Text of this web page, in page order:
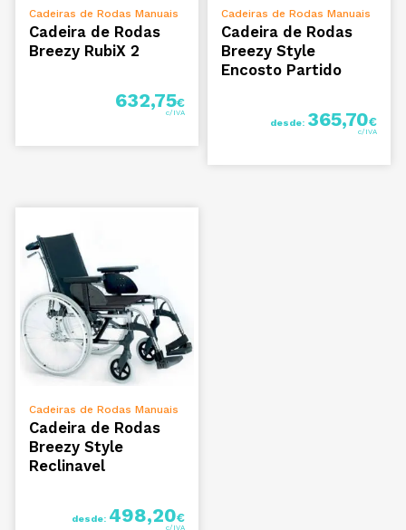
ADICIONAR
Cadeiras de Rodas Manuais
Cadeira de Rodas
Breezy RubiX 2
632,75€
VER OPÇÕES
Cadeiras de Rodas Manuais
Cadeira de Rodas
Breezy Style
Encosto Partido
desde: 365,70€
VER OPÇÕES
Cadeiras de Rodas Manuais
Cadeira de Rodas
Breezy Style
Reclinavel
desde: 498,20€